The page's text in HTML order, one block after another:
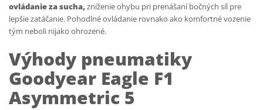
ovládanie za sucha,zníženie ohybu pri prenášaní bočných síl pre
lepšie zatáčanie. Pohodlné ovládanie rovnako ako komfortné vozenie
tým neboli nijako ohrozené.
Výhody pneumatiky
Goodyear Eagle F1
Asymmetric 5